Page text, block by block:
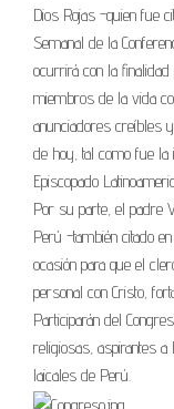
Dios Rojas -quien fue
Semanal de la
ocurrirá con la
miembros de la vida
anunciadores creíbles
de hoy, tal como fue la
Episcopado
Por su parte, el padre
Perú -también citado
ocasión para que el
personal con Cristo,
Participarán del
religiosas, aspirantes
laicales de Perú.